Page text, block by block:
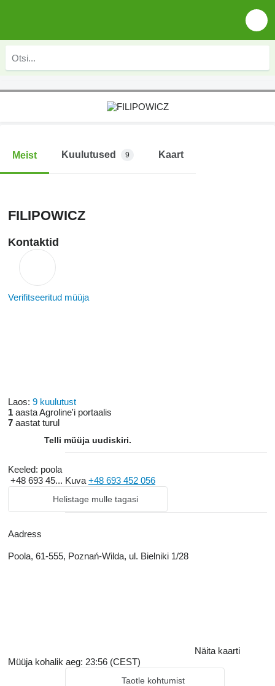
Meist Kuulutused 9 Kaart
FILIPOWICZ
Kontaktid
Verifitseeritud müüja
Laos: 9 kuulutust
1 aasta Agroline'i portaalis
7 aastat turul
Telli müüja uudiskiri.
Keeled: poola
+48 693 45... Kuva +48 693 452 056
Helistage mulle tagasi
Aadress
Poola, 61-555, Poznań-Wilda, ul. Bielniki 1/28
Näita kaarti
Müüja kohalik aeg: 23:56 (CEST)
Taotle kohtumist